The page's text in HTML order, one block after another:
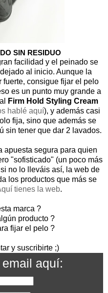
SIN RESIDUO
facilidad y el peinado se
al inicio. Aunque la
fuerte, consigue fijar el pelo
es un punto muy grande a
Firm Hold Styling Cream
hablé aquí), y además casi
fija, sino que además se
sin tener que dar 2 lavados.
apuesta segura para quien
"sofisticado" (un poco más
no lo lleváis así, la web de
los productos que más se
tienes la web.
marca ?
producto ?
fijar el pelo ?
y suscribirte ;)
aquí: